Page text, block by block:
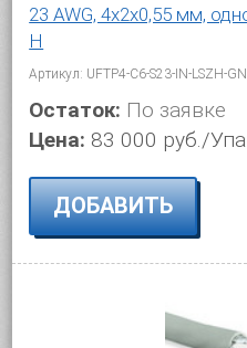
23 AWG, 4х2х0,55 мм,
H
Артикул: UFTP4-C6-S23-IN-LSZH-
Остаток: По заявке
Цена: 83 000 руб./
ДОБАВИТЬ